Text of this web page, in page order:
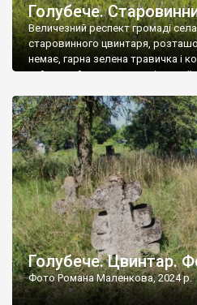
Голубече.
Величезний респект громаді
старовинного цвинтаря,
немає, гарна зелена травичка і
найкращий регулятор
бруньками, кози ті бруньки
делікатес. На цвинтарі у
різноманітних форм хрестів.
Голубече. Цвинтар.
Фото Романа Маленкова, 2024 р.